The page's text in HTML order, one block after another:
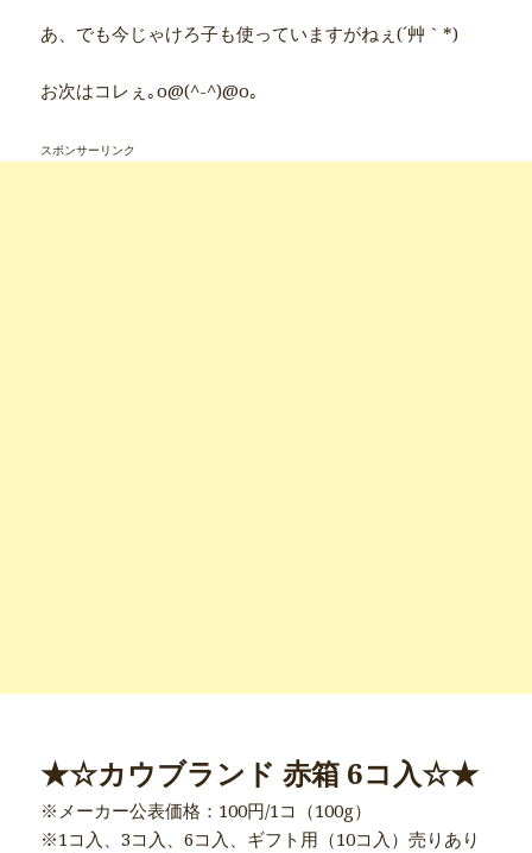
あ、でも今じゃけろ子も使っていますがねぇ(´艸｀*)
お次はコレぇ｡o@(^-^)@o｡
スポンサーリンク
★☆カウブランド 赤箱 6コ入☆★
※メーカー公表価格：100円/1コ（100g）
※1コ入、3コ入、6コ入、ギフト用（10コ入）売りあり